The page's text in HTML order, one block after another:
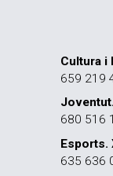
Cultura i
659 219
680 516
Esports.
635 636